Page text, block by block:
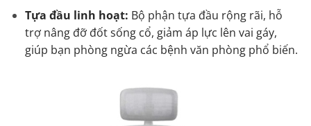
Tựa đầu linh hoạt: Bộ phận tựa đầu rộng rãi, hỗ
trợ nâng đỡ đốt sống cổ, giảm áp lực lên vai gáy,
giúp bạn phòng ngừa các bệnh văn phòng phổ biến.